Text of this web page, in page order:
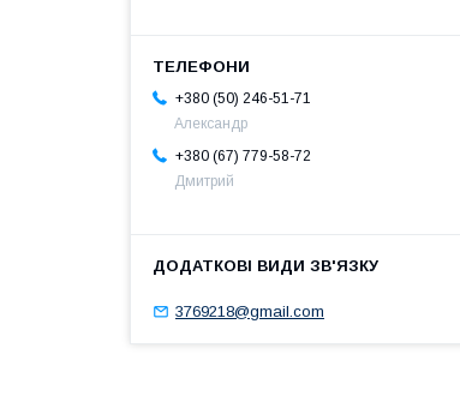
+380 (50) 246-51-71
Александр
+380 (67) 779-58-72
Дмитрий
3769218@gmail.com